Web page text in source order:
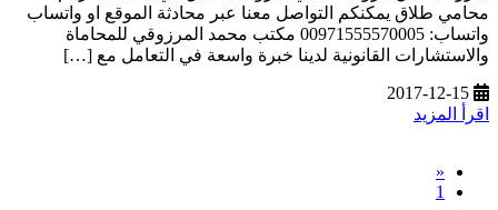
محامي طلاق يمكنكم التواصل معنا عبر محادثة الموقع او واتساب
واتساب: 00971555570005 مكتب محمد المرزوقي للمحاماة
والاستشارات القانونية لدينا خبرة واسعة في التعامل مع […]
2017-12-15
اقرأ المزيد
«
1